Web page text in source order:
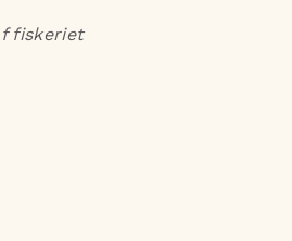
fiskeriet